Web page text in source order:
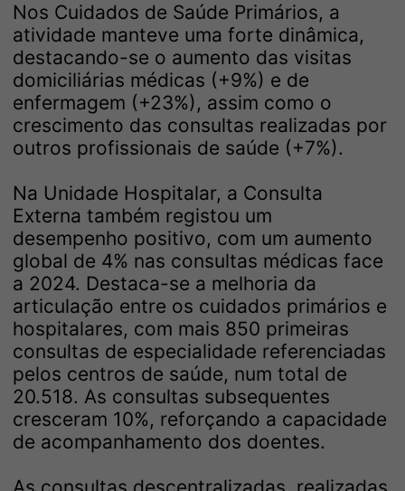
Nos Cuidados de Saúde Primários, a
atividade manteve uma forte dinâmica,
destacando-se o aumento das visitas
domiciliárias médicas (+9%) e de
enfermagem (+23%), assim como o
crescimento das consultas realizadas por
outros profissionais de saúde (+7%).
Na Unidade Hospitalar, a Consulta
Externa também registou um
desempenho positivo, com um aumento
global de 4% nas consultas médicas face
a 2024. Destaca-se a melhoria da
articulação entre os cuidados primários e
hospitalares, com mais 850 primeiras
consultas de especialidade referenciadas
pelos centros de saúde, num total de
20.518. As consultas subsequentes
cresceram 10%, reforçando a capacidade
de acompanhamento dos doentes.